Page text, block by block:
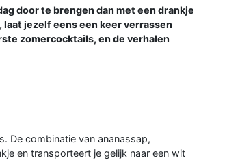
door te brengen dan met een drankje
jezelf eens een keer verrassen
zomercocktails, en de verhalen
De combinatie van ananassap,
en transporteert je gelijk naar een wit